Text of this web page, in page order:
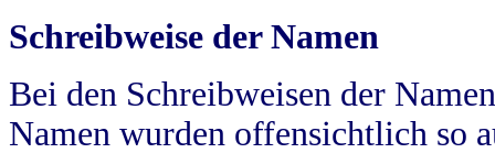
Schreibweise der Namen
Bei den Schreibweisen der
Namen wurden offensichtlich so